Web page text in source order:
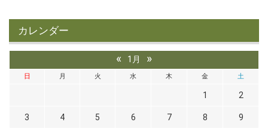
カレンダー
« 1月 »
日 月 火 水 木 金 土
1 2
3 4 5 6 7 8 9